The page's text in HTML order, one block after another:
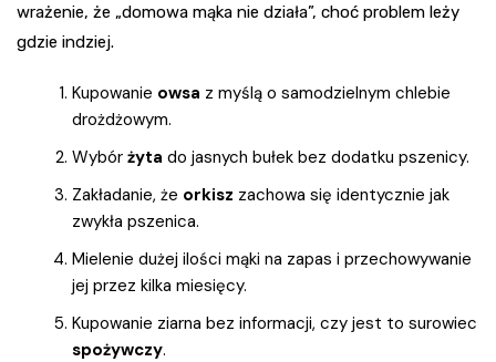
wrażenie, że „domowa mąka nie działa”, choć problem leży
gdzie indziej.
Kupowanie owsa z myślą o samodzielnym chlebie
drożdżowym.
Wybór żyta do jasnych bułek bez dodatku pszenicy.
Zakładanie, że orkisz zachowa się identycznie jak
zwykła pszenica.
Mielenie dużej ilości mąki na zapas i przechowywanie
jej przez kilka miesięcy.
Kupowanie ziarna bez informacji, czy jest to surowiec
spożywczy.